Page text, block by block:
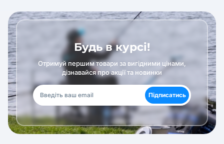
Будь в курсі!
Отримуй першим товари за вигідними цінами,
дізнавайся про акції та новинки
Підписатись